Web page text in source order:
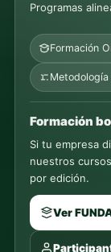
Programas
Formación
Formación
Si tu empresa
nuestros
por edición.
Ver